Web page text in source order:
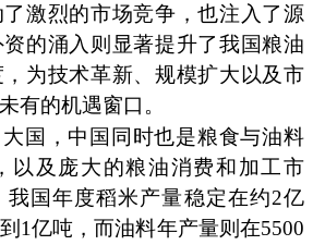
激烈的市场竞争，也注入了源
的涌入则显著提升了我国粮油
为技术革新、规模扩大以及市
有的机遇窗口。
国，中国同时也是粮食与油料
以及庞大的粮油消费和加工市
我国年度稻米产量稳定在约2亿
1亿吨，而油料年产量则在5500